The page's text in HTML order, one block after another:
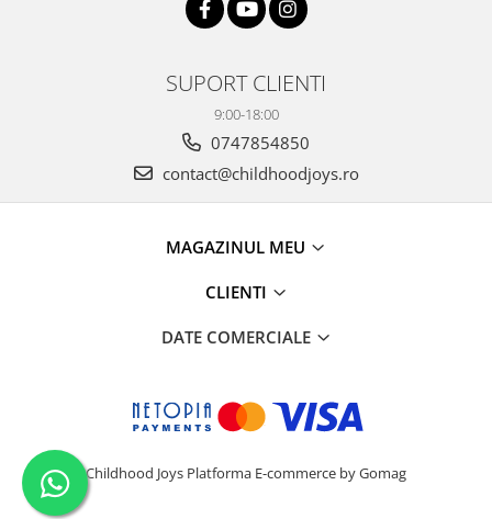
SUPORT CLIENTI
9:00-18:00
0747854850
contact@childhoodjoys.ro
MAGAZINUL MEU
CLIENTI
DATE COMERCIALE
Childhood Joys Platforma E-commerce by Gomag